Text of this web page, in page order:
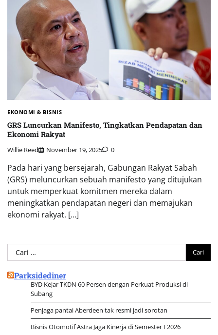
EKONOMI & BISNIS
GRS Luncurkan Manifesto, Tingkatkan Pendapatan dan
Ekonomi Rakyat
Willie Reed November 19, 2025 0
Pada hari yang bersejarah, Gabungan Rakyat Sabah
(GRS) meluncurkan sebuah manifesto yang ditujukan
untuk memperkuat komitmen mereka dalam
meningkatkan pendapatan negeri dan memajukan
ekonomi rakyat. […]
Cari
untuk:
Parksidediner
BYD Kejar TKDN 60 Persen dengan Perkuat Produksi di
Subang
Penjaga pantai Aberdeen tak resmi jadi sorotan
Bisnis Otomotif Astra Jaga Kinerja di Semester I 2026